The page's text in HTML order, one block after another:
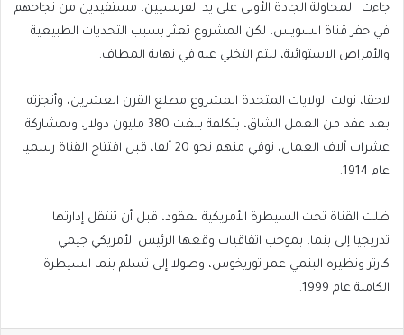
جاءت المحاولة الجادة الأولى على يد الفرنسيين، مستفيدين من نجاحهم
في حفر قناة السويس، لكن المشروع تعثر بسبب التحديات الطبيعية
والأمراض الاستوائية، ليتم التخلي عنه في نهاية المطاف.
لاحقا، تولت الولايات المتحدة المشروع مطلع القرن العشرين، وأنجزته
بعد عقد من العمل الشاق، بتكلفة بلغت 380 مليون دولار، وبمشاركة
عشرات آلاف العمال، توفي منهم نحو 20 ألفا، قبل افتتاح القناة رسميا
عام 1914.
ظلت القناة تحت السيطرة الأمريكية لعقود، قبل أن تنتقل إدارتها
تدريجيا إلى بنما، بموجب اتفاقيات وقعها الرئيس الأمريكي جيمي
كارتر ونظيره البنمي عمر توريخوس، وصولا إلى تسلم بنما السيطرة
الكاملة عام 1999.